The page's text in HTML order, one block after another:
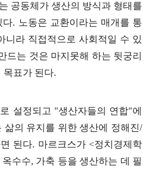
공동체가 생산의 방식과 형태를
다. 노동은 교환이라는 매개를 통
니라 직접적으로 사회적일 수 있
드는 것은 마지못해 하는 뒷궁리
목표가 된다.
설정되고 "생산자들의 연합"에
삶의 유지를 위한 생산에 정해진/
된다. 마르크스가 <정치경제학
수수, 가축 등을 생산하는 데 필